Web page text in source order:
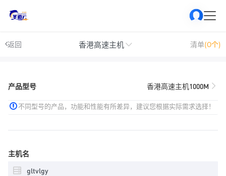
返回 香港高速主机 清单(0个)
产品型号 香港高速主机1000M
不同型号的产品，功能和性能有所差异，建议您根据实际需求选择！
主机名